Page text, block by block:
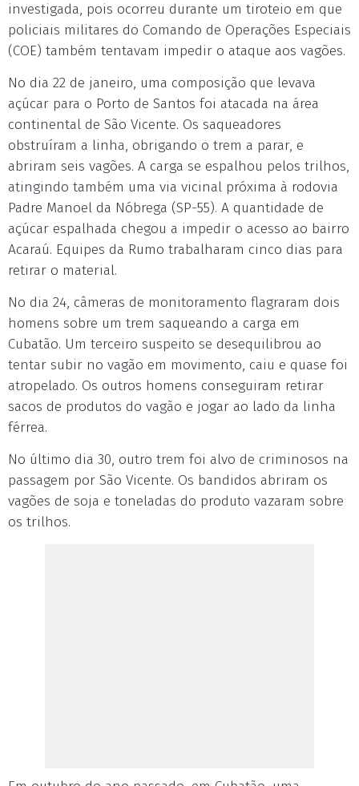
investigada, pois ocorreu durante um tiroteio em que
policiais militares do Comando de Operações Especiais
(COE) também tentavam impedir o ataque aos vagões.
No dia 22 de janeiro, uma composição que levava
açúcar para o Porto de Santos foi atacada na área
continental de São Vicente. Os saqueadores
obstruíram a linha, obrigando o trem a parar, e
abriram seis vagões. A carga se espalhou pelos trilhos,
atingindo também uma via vicinal próxima à rodovia
Padre Manoel da Nóbrega (SP-55). A quantidade de
açúcar espalhada chegou a impedir o acesso ao bairro
Acaraú. Equipes da Rumo trabalharam cinco dias para
retirar o material.
No dia 24, câmeras de monitoramento flagraram dois
homens sobre um trem saqueando a carga em
Cubatão. Um terceiro suspeito se desequilibrou ao
tentar subir no vagão em movimento, caiu e quase foi
atropelado. Os outros homens conseguiram retirar
sacos de produtos do vagão e jogar ao lado da linha
férrea.
No último dia 30, outro trem foi alvo de criminosos na
passagem por São Vicente. Os bandidos abriram os
vagões de soja e toneladas do produto vazaram sobre
os trilhos.